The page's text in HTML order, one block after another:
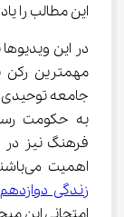
این مطالب را
در این
مهمترین
جامعه توحیدی
به حکومت
فرهنگ نیز
اهمیت می‌باشند. با مشاهده
زندگی دوازدهم